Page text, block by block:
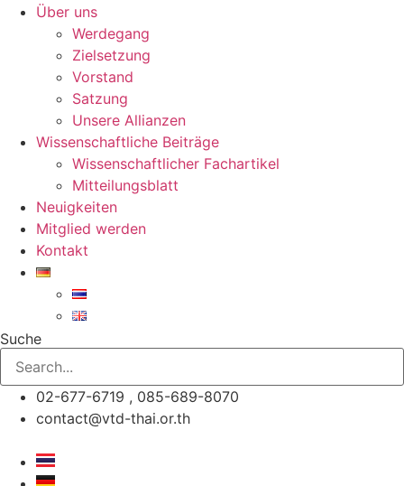
Über uns
Werdegang
Zielsetzung
Vorstand
Satzung
Unsere Allianzen
Wissenschaftliche Beiträge
Wissenschaftlicher Fachartikel
Mitteilungsblatt
Neuigkeiten
Mitglied werden
Kontakt
Suche
02-677-6719 , 085-689-8070
contact@vtd-thai.or.th